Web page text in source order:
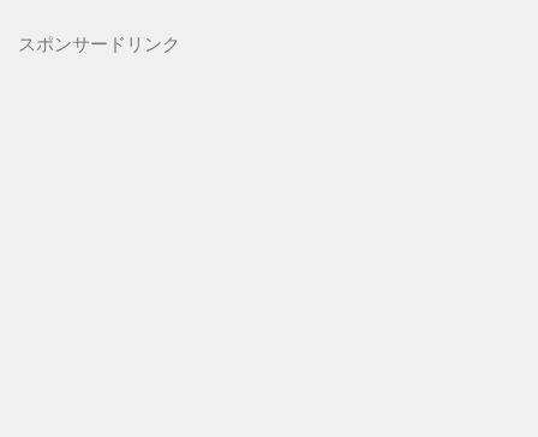
スポンサードリンク